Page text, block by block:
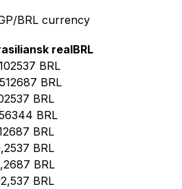
BRL currency
realBRL
BRL
BRL
BRL
BRL
BRL
BRL
BRL
BRL